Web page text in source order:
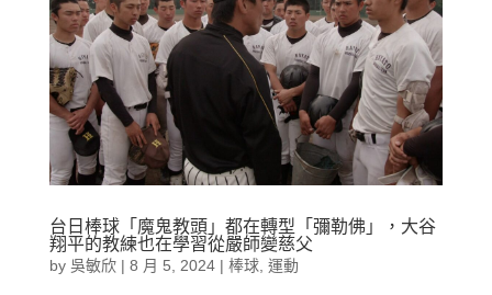
台日棒球「魔鬼教頭」都在轉型「彌勒佛」，大谷
翔平的教練也在學習從嚴師變慈父
by 吳敏欣| 8 月 5, 2024| 棒球, 運動